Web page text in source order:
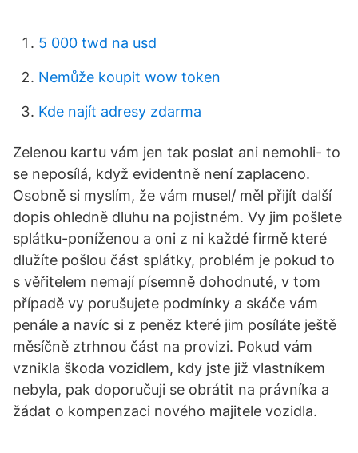
5 000 twd na usd
Nemůže koupit wow token
Kde najít adresy zdarma
Zelenou kartu vám jen tak poslat ani nemohli- to
se neposílá, když evidentně není zaplaceno.
Osobně si myslím, že vám musel/ měl přijít další
dopis ohledně dluhu na pojistném. Vy jim pošlete
splátku-poníženou a oni z ni každé firmě které
dlužíte pošlou část splátky, problém je pokud to
s věřitelem nemají písemně dohodnuté, v tom
případě vy porušujete podmínky a skáče vám
penále a navíc si z peněz které jim posíláte ještě
měsíčně ztrhnou část na provizi. Pokud vám
vznikla škoda vozidlem, kdy jste již vlastníkem
nebyla, pak doporučuji se obrátit na právníka a
žádat o kompenzaci nového majitele vozidla.